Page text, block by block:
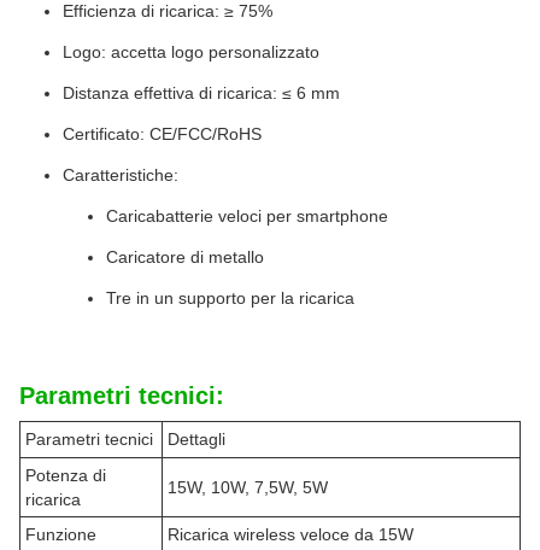
Efficienza di ricarica: ≥ 75%
Logo: accetta logo personalizzato
Distanza effettiva di ricarica: ≤ 6 mm
Certificato: CE/FCC/RoHS
Caratteristiche:
Caricabatterie veloci per smartphone
Caricatore di metallo
Tre in un supporto per la ricarica
Parametri tecnici:
Parametri tecnici
Dettagli
Potenza di
ricarica
15W, 10W, 7,5W, 5W
Funzione
Ricarica wireless veloce da 15W